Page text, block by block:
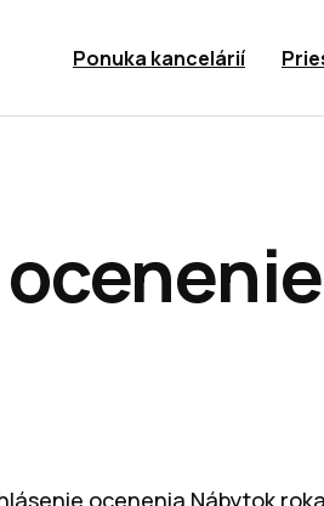
Ponuka kancelárií
ocenenie
ocenenia Nábytok